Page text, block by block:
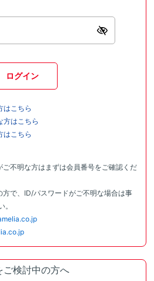
ログイン
はこちら
方はこちら
はこちら
不明な方はまずは会員番号をご確認くだ
で、ID/パスワードがご不明な場合は事
ご検討中の方へ